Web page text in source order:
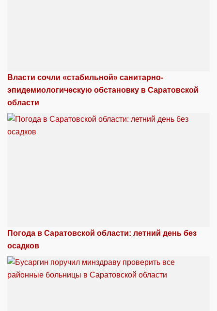
Власти сочли «стабильной» санитарно-
эпидемиологическую обстановку в Саратовской
области
Погода в Саратовской области: летний день без
осадков